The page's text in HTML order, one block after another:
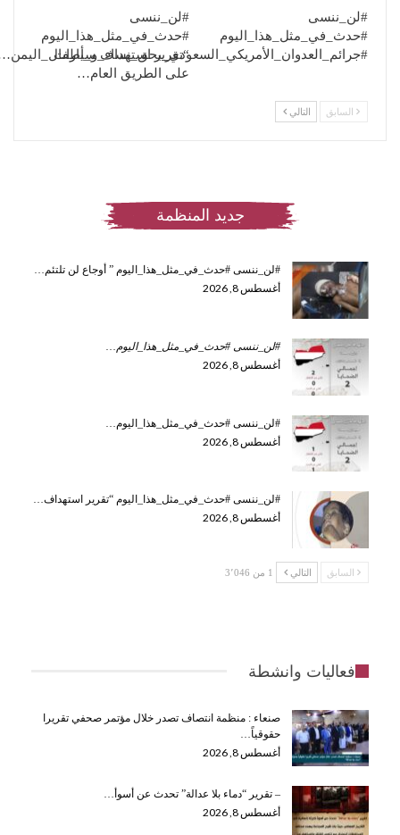
#لن_ننسى
#حدث_في_مثل_هذا_اليوم
#لن_ننسى
#حدث_في_مثل_هذا_اليوم
“تقرير استهداف سيارات
على الطريق العام…
السابق التالي
جديد المنظمة
#لن_ننسى #حدث_في_مثل_هذا_اليوم ” أوجاع لن تلتئم…
أغسطس 8, 2026
#لن_ننسى #حدث_في_مثل_هذا_اليوم…
أغسطس 8, 2026
#لن_ننسى #حدث_في_مثل_هذا_اليوم…
أغسطس 8, 2026
#لن_ننسى #حدث_في_مثل_هذا_اليوم “تقرير استهداف…
أغسطس 8, 2026
السابق التالي 1 من 3٬046
فعاليات وانشطة
صنعاء : منظمة انتصاف تصدر خلال مؤتمر صحفي تقريرا
حقوقياً…
أغسطس 8, 2026
– تقرير “دماء بلا عدالة” تحدث عن أسوأ…
أغسطس 8, 2026